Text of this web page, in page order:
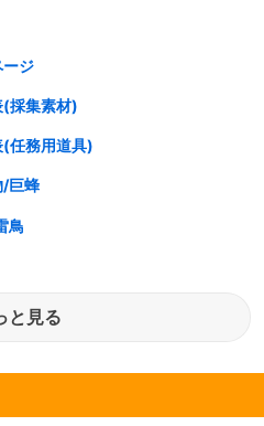
ージ
(採集素材)
任務用道具)
/巨蜂
鳥
と見る